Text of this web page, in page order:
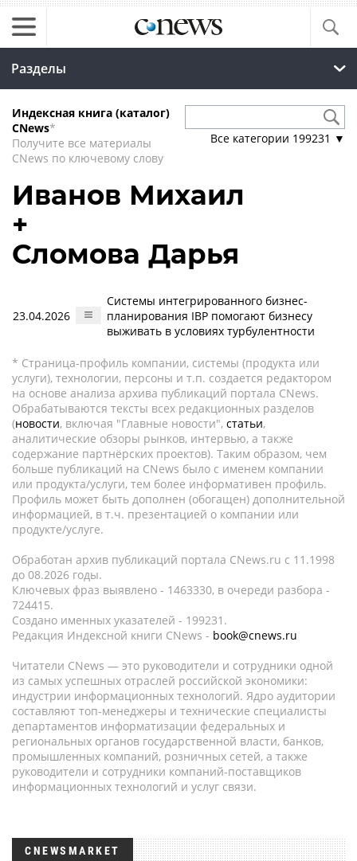
Разделы
Индексная книга (каталог)
CNews*
Получите все материалы
CNews по ключевому слову
Все категории 199231 ▼
Иванов Михаил
+
Сломова Дарья
23.04.2026
Системы интегрированного бизнес-
планирования IBP помогают бизнесу
выживать в условиях турбулентности
* Страница-профиль компании, системы (продукта или
услуги), технологии, персоны и т.п. создается редактором
на основе анализа архива публикаций портала CNews.
Обрабатываются тексты всех редакционных разделов
(новости, включая "Главные новости", статьи,
аналитические обзоры рынков, интервью, а также
содержание партнёрских проектов). Таким образом, чем
больше публикаций на CNews было с именем компании
или продукта/услуги, тем более информативен профиль.
Профиль может быть дополнен (обогащен) дополнительной
информацией, в т.ч. презентацией о компании или
продукте/услуге.
Обработан архив публикаций портала CNews.ru c 11.1998
до 08.2026 годы.
Ключевых фраз выявлено - 1463330, в очереди разбора -
724415.
Создано именных указателей - 199231.
Редакция Индексной книги CNews - book@cnews.ru
Читатели CNews — это руководители и сотрудники одной
из самых успешных отраслей российской экономики:
индустрии информационных технологий. Ядро аудитории
составляют топ-менеджеры и технические специалисты
департаментов информатизации федеральных и
региональных органов государственной власти, банков,
промышленных компаний, розничных сетей, а также
руководители и сотрудники компаний-поставщиков
информационных технологий и услуг связи.
CNEWSMARKET